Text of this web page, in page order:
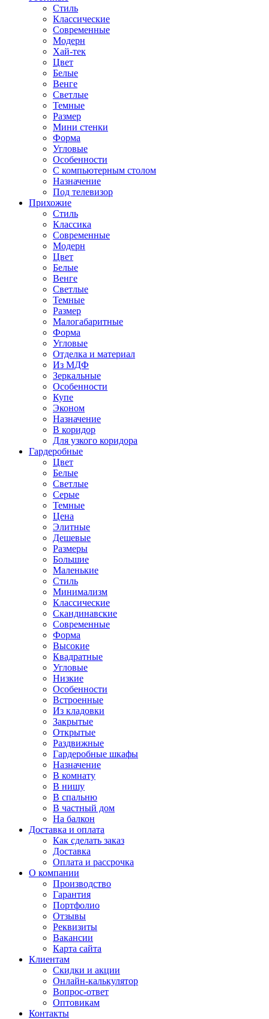
Стиль
Классические
Современные
Модерн
Хай-тек
Цвет
Белые
Венге
Светлые
Темные
Размер
Мини стенки
Форма
Угловые
Особенности
С компьютерным столом
Назначение
Под телевизор
Прихожие
Стиль
Классика
Современные
Модерн
Цвет
Белые
Венге
Светлые
Темные
Размер
Малогабаритные
Форма
Угловые
Отделка и материал
Из МДФ
Зеркальные
Особенности
Купе
Эконом
Назначение
В коридор
Для узкого коридора
Гардеробные
Цвет
Белые
Светлые
Серые
Темные
Цена
Элитные
Дешевые
Размеры
Большие
Маленькие
Стиль
Минимализм
Классические
Скандинавские
Современные
Форма
Высокие
Квадратные
Угловые
Низкие
Особенности
Встроенные
Из кладовки
Закрытые
Открытые
Раздвижные
Гардеробные шкафы
Назначение
В комнату
В нишу
В спальню
В частный дом
На балкон
Доставка и оплата
Как сделать заказ
Доставка
Оплата и рассрочка
О компании
Производство
Гарантия
Портфолио
Отзывы
Реквизиты
Вакансии
Карта сайта
Клиентам
Скидки и акции
Онлайн-калькулятор
Вопрос-ответ
Оптовикам
Контакты